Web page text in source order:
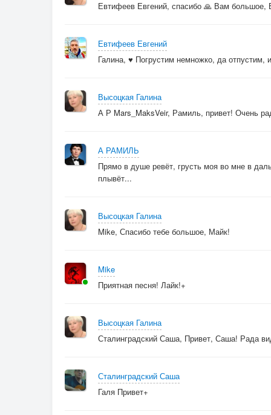
Евтифеев Евгений, спасибо 🙏 Вам большое,
Евтифеев Евгений
Галина, ♥️ Погрустим немножко, да
Высоцкая Галина
А Р Mars_MaksVeir, Рамиль, привет! Очень
А РАМИЛЬ
Прямо в душе ревёт, грусть моя во мне в
плывёт...
Высоцкая Галина
Mike, Спасибо тебе большое, Майк!
Mike
Приятная песня! Лайк!+
Высоцкая Галина
Сталинградский Саша, Привет, Саша! Рада
Сталинградский Саша
Галя Привет+